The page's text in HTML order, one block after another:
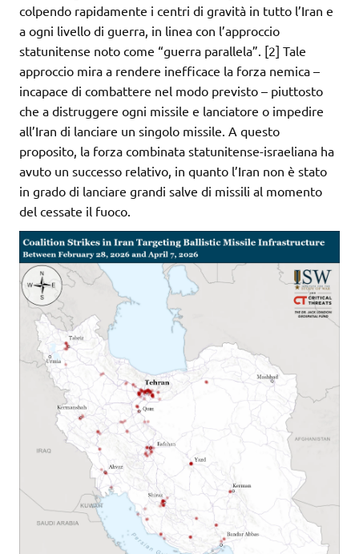
colpendo rapidamente i centri di gravità in tutto l’Iran e
a ogni livello di guerra, in linea con l’approccio
statunitense noto come “guerra parallela”. [2] Tale
approccio mira a rendere inefficace la forza nemica –
incapace di combattere nel modo previsto – piuttosto
che a distruggere ogni missile e lanciatore o impedire
all’Iran di lanciare un singolo missile. A questo
proposito, la forza combinata statunitense-israeliana ha
avuto un successo relativo, in quanto l’Iran non è stato
in grado di lanciare grandi salve di missili al momento
del cessate il fuoco.